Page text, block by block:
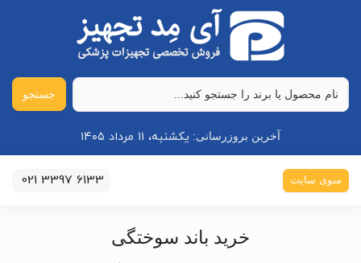
جستجو
آخرین بروزرسانی: یکشنبه، ۱۱ مرداد ۱۴۰۵
منوی سایت 021 3397 6133
خرید باند سوختگی